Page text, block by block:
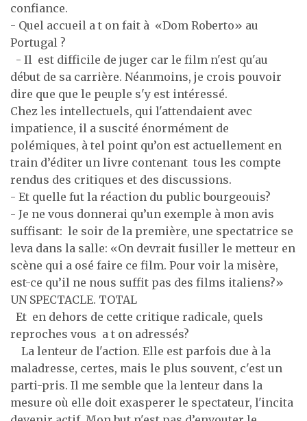
confiance.
- Quel accueil a t on fait à «Dom Roberto» au
Portugal ?
- Il est difficile de juger car le film n'est qu'au
début de sa carrière. Néanmoins, je crois pouvoir
dire que que le peuple s'y est intéressé.
Chez les intellectuels, qui l'attendaient avec
impatience, il a suscité énormément de
polémiques, à tel point qu’on est actuellement en
train d’éditer un livre contenant tous les compte
rendus des critiques et des discussions.
- Et quelle fut la réaction du public bourgeouis?
- Je ne vous donnerai qu’un exemple à mon avis
suffisant: le soir de la première, une spectatrice se
leva dans la salle: «On devrait fusiller le metteur en
scène qui a osé faire ce film. Pour voir la misère,
est-ce qu’il ne nous suffit pas des films italiens?»
UN SPECTACLE. TOTAL
Et en dehors de cette critique radicale, quels
reproches vous a t on adressés?
La lenteur de l'action. Elle est parfois due à la
maladresse, certes, mais le plus souvent, c'est un
parti-pris. Il me semble que la lenteur dans la
mesure où elle doit exasperer le spectateur, l'incita